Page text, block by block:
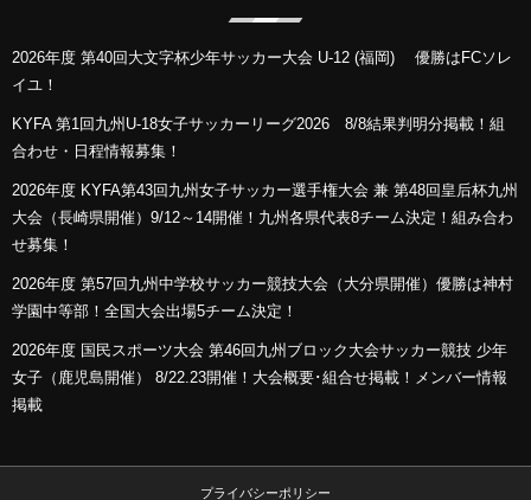
2026年度 第40回大文字杯少年サッカー大会 U-12 (福岡) 優勝はFCソレ
イユ！
KYFA 第1回九州U-18女子サッカーリーグ2026 8/8結果判明分掲載！組
合わせ・日程情報募集！
2026年度 KYFA第43回九州女子サッカー選手権大会 兼 第48回皇后杯九州
大会（長崎県開催）9/12～14開催！九州各県代表8チーム決定！組み合わ
せ募集！
2026年度 第57回九州中学校サッカー競技大会（大分県開催）優勝は神村
学園中等部！全国大会出場5チーム決定！
2026年度 国民スポーツ大会 第46回九州ブロック大会サッカー競技 少年
女子（鹿児島開催） 8/22.23開催！大会概要･組合せ掲載！メンバー情報
掲載
プライバシーポリシー